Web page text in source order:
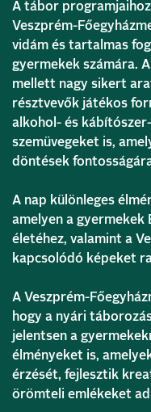
A tábor
Veszprém-
vidám és tartalmas
gyermekek számára.
mellett nagy sikert
résztvevők játékos
alkohol- és
szemüvegeket is,
döntések
A nap különleges
amelyen a gyermekek
életéhez, valamint a
kapcsolódó képeket
A Veszprém-
hogy a nyári
jelentsen a
élményeket is,
érzését, fejlesztik
örömteli emlékeket